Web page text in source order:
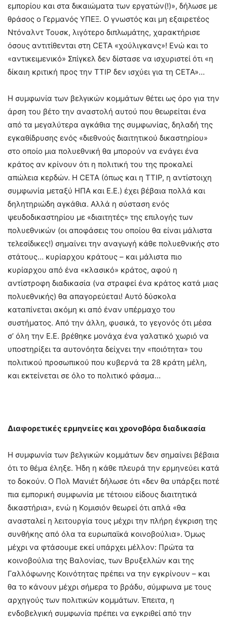
εμπορίου και στα δικαιώματα των εργατών(!)», δήλωσε με
θράσος ο Γερμανός ΥΠΕΞ. Ο γνωστός και μη εξαιρετέος
Ντόναλντ Τουσκ, λιγότερο διπλωμάτης, χαρακτήρισε
όσους αντιτίθενται στη CETA «χούλιγκανς»! Ενώ και το
«αντικειμενικό» Σπίγκελ δεν δίστασε να ισχυριστεί ότι «η
δίκαιη κριτική προς την ΤΤΙΡ δεν ισχύει για τη CETA»…
Η συμφωνία των βελγικών κομμάτων θέτει ως όρο για την
άρση του βέτο την αναστολή αυτού που θεωρείται ένα
από τα μεγαλύτερα αγκάθια της συμφωνίας, δηλαδή της
εγκαθίδρυσης ενός «διεθνούς διαιτητικού δικαστηρίου»
στο οποίο μια πολυεθνική θα μπορούν να ενάγει ένα
κράτος αν κρίνουν ότι η πολιτική του της προκαλεί
απώλεια κερδών. Η CETA (όπως και η ΤΤΙΡ, η αντίστοιχη
συμφωνία μεταξύ ΗΠΑ και Ε.Ε.) έχει βέβαια πολλά και
δηλητηριώδη αγκάθια. Αλλά η σύσταση ενός
ψευδοδικαστηρίου με «διαιτητές» της επιλογής των
πολυεθνικών (οι αποφάσεις του οποίου θα είναι μάλιστα
τελεσίδικες!) σημαίνει την αναγωγή κάθε πολυεθνικής στο
στάτους… κυρίαρχου κράτους – και μάλιστα πιο
κυρίαρχου από ένα «κλασικό» κράτος, αφού η
αντίστροφη διαδικασία (να στραφεί ένα κράτος κατά μιας
πολυεθνικής) θα απαγορεύεται! Αυτό δύσκολα
καταπίνεται ακόμη κι από έναν υπέρμαχο του
συστήματος. Από την άλλη, φυσικά, το γεγονός ότι μέσα
σ’ όλη την Ε.Ε. βρέθηκε μονάχα ένα γαλατικό χωριό να
υποστηρίξει τα αυτονόητα δείχνει την «ποιότητα» του
πολιτικού προσωπικού που κυβερνά τα 28 κράτη μέλη,
και εκτείνεται σε όλο το πολιτικό φάσμα…
Διαφορετικές ερμηνείες και χρονοβόρα διαδικασία
Η συμφωνία των βελγικών κομμάτων δεν σημαίνει βέβαια
ότι το θέμα έληξε. Ήδη η κάθε πλευρά την ερμηνεύει κατά
το δοκούν. Ο Πολ Μανιέτ δήλωσε ότι «δεν θα υπάρξει ποτέ
πια εμπορική συμφωνία με τέτοιου είδους διαιτητικά
δικαστήρια», ενώ η Κομισιόν θεωρεί ότι απλά «θα
ανασταλεί η λειτουργία τους μέχρι την πλήρη έγκριση της
συνθήκης από όλα τα ευρωπαϊκά κοινοβούλια». Όμως
μέχρι να φτάσουμε εκεί υπάρχει μέλλον: Πρώτα τα
κοινοβούλια της Βαλονίας, των Βρυξελλών και της
Γαλλόφωνης Κοινότητας πρέπει να την εγκρίνουν – και
θα το κάνουν μέχρι σήμερα το βράδυ, σύμφωνα με τους
αρχηγούς των πολιτικών κομμάτων. Έπειτα, η
ενδοβελγική συμφωνία πρέπει να εγκριθεί από την